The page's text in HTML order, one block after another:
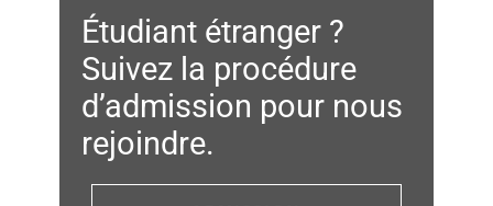
Étudiant étranger ?
Suivez la procédure
d’admission pour nous
rejoindre.